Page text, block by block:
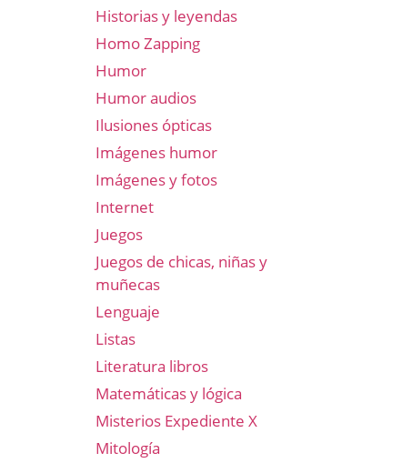
Historias y leyendas
Homo Zapping
Humor
Humor audios
Ilusiones ópticas
Imágenes humor
Imágenes y fotos
Internet
Juegos
Juegos de chicas, niñas y
muñecas
Lenguaje
Listas
Literatura libros
Matemáticas y lógica
Misterios Expediente X
Mitología